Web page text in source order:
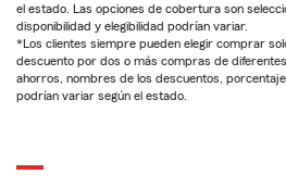
el estado. Las opciones de cobertura son
disponibilidad y elegibilidad podrían variar.
*Los clientes siempre pueden elegir comprar
descuento por dos o más compras de
ahorros, nombres de los descuentos,
podrían variar según el estado.